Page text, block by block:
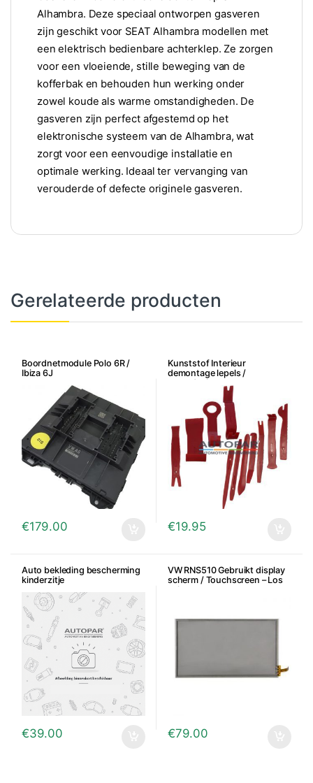
Alhambra. Deze speciaal ontworpen gasveren
zijn geschikt voor SEAT Alhambra modellen met
een elektrisch bedienbare achterklep. Ze zorgen
voor een vloeiende, stille beweging van de
kofferbak en behouden hun werking onder
zowel koude als warme omstandigheden. De
gasveren zijn perfect afgestemd op het
elektronische systeem van de Alhambra, wat
zorgt voor een eenvoudige installatie en
optimale werking. Ideaal ter vervanging van
verouderde of defecte originele gasveren.
Gerelateerde producten
Boordnetmodule Polo 6R /
Ibiza 6J
€179.00
Kunststof Interieur
demontage lepels /
gereedschap
€19.95
Auto bekleding bescherming
kinderzitje
€39.00
VW RNS510 Gebruikt display
scherm / Touchscreen – Los
scherm
€79.00